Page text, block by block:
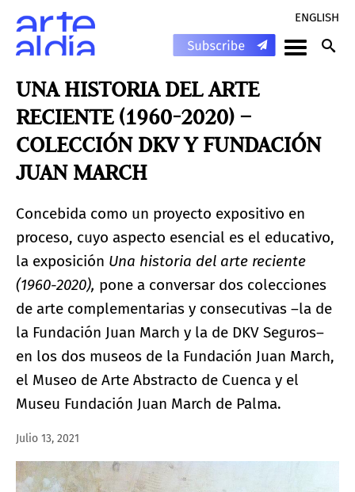
ENGLISH
UNA HISTORIA DEL ARTE
RECIENTE (1960-2020) –
COLECCIÓN DKV Y FUNDACIÓN
JUAN MARCH
Concebida como un proyecto expositivo en
proceso, cuyo aspecto esencial es el educativo,
la exposición Una historia del arte reciente
(1960-2020), pone a conversar dos colecciones
de arte complementarias y consecutivas –la de
la Fundación Juan March y la de DKV Seguros–
en los dos museos de la Fundación Juan March,
el Museo de Arte Abstracto de Cuenca y el
Museu Fundación Juan March de Palma.
Julio 13, 2021